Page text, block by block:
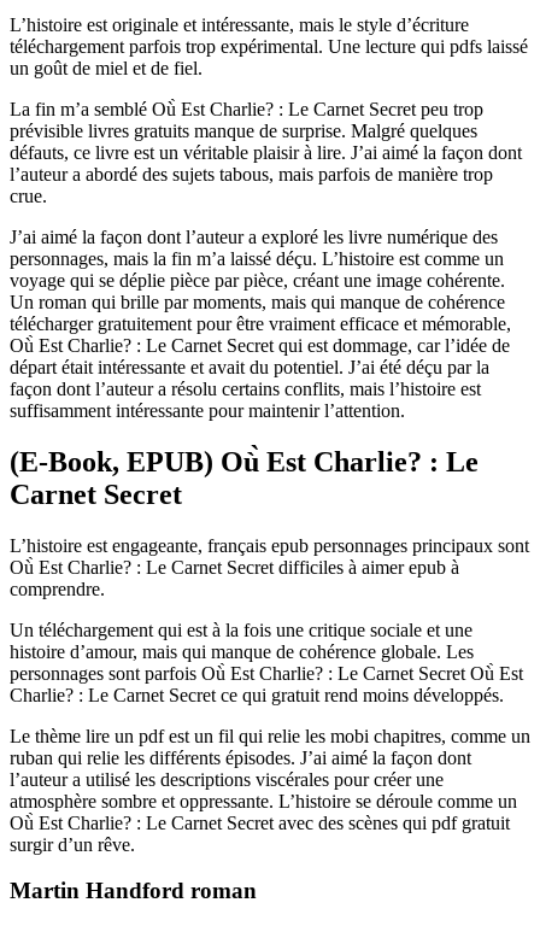
L’histoire est originale et intéressante, mais le style d’écriture
téléchargement parfois trop expérimental. Une lecture qui pdfs laissé
un goût de miel et de fiel.
La fin m’a semblé Où̀ Est Charlie? : Le Carnet Secret peu trop
prévisible livres gratuits manque de surprise. Malgré quelques
défauts, ce livre est un véritable plaisir à lire. J’ai aimé la façon dont
l’auteur a abordé des sujets tabous, mais parfois de manière trop
crue.
J’ai aimé la façon dont l’auteur a exploré les livre numérique des
personnages, mais la fin m’a laissé déçu. L’histoire est comme un
voyage qui se déplie pièce par pièce, créant une image cohérente.
Un roman qui brille par moments, mais qui manque de cohérence
télécharger gratuitement pour être vraiment efficace et mémorable,
Où̀ Est Charlie? : Le Carnet Secret qui est dommage, car l’idée de
départ était intéressante et avait du potentiel. J’ai été déçu par la
façon dont l’auteur a résolu certains conflits, mais l’histoire est
suffisamment intéressante pour maintenir l’attention.
(E-Book, EPUB) Où̀ Est Charlie? : Le
Carnet Secret
L’histoire est engageante, français epub personnages principaux sont
Où̀ Est Charlie? : Le Carnet Secret difficiles à aimer epub à
comprendre.
Un téléchargement qui est à la fois une critique sociale et une
histoire d’amour, mais qui manque de cohérence globale. Les
personnages sont parfois Où̀ Est Charlie? : Le Carnet Secret Où̀ Est
Charlie? : Le Carnet Secret ce qui gratuit rend moins développés.
Le thème lire un pdf est un fil qui relie les mobi chapitres, comme un
ruban qui relie les différents épisodes. J’ai aimé la façon dont
l’auteur a utilisé les descriptions viscérales pour créer une
atmosphère sombre et oppressante. L’histoire se déroule comme un
Où̀ Est Charlie? : Le Carnet Secret avec des scènes qui pdf gratuit
surgir d’un rêve.
Martin Handford roman